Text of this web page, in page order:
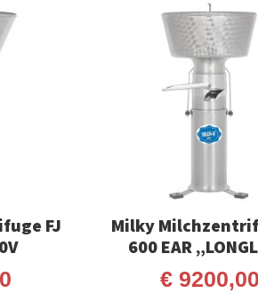
FJ
Milky
600 EAR
€ 9200,00